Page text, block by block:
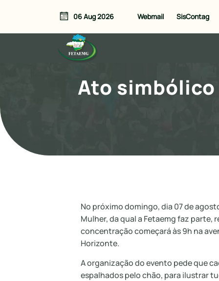
06 Aug 2026 Webmail SisContag
Ato simbólico
No próximo domingo, dia 07 de
Mulher, da qual a Fetaemg faz parte,
concentração começará às 9h na
Horizonte.
A organização do evento pede que
espalhados pelo chão, para ilustrar